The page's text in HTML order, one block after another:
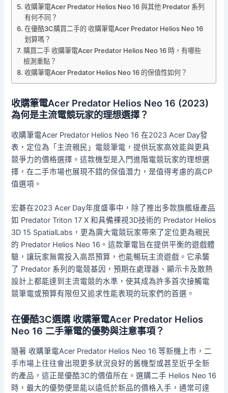
收購筆電Acer Predator Helios Neo 16 與其他 Predator 系列
有何不同？
在優酷3C購買二手的 收購筆電Acer Predator Helios Neo 16
划算嗎？
購買二手 收購筆電Acer Predator Helios Neo 16 時，有哪些
檢測重點？
收購筆電Acer Predator Helios Neo 16 的保值性如何？
收購筆電Acer Predator Helios Neo 16 (2023)
為何是主流電競玩家的理想選擇？
收購筆電Acer Predator Helios Neo 16 在2023 Acer Day發
表，定位為「主流親民」電競筆電，提供玩家高效能與更具
競爭力的價格選擇。這款機型是入門進階電競玩家的理想選
擇，在二手市場也展現不錯的保值潛力，是值得考慮的高CP
值選項。
宏碁在2023 Acer Day年度盛事中，除了推出多款旗艦級產品
如 Predator Triton 17 X 和具備裸視3D技術的 Predator Helios
3D 15 SpatialLabs，更為廣大電競玩家帶來了定位更為親民
的 Predator Helios Neo 16。這款筆電旨在提供平衡的遊戲體
驗，讓玩家無需投入高昂預算，也能暢玩主流遊戲。它承襲
了 Predator 系列的電競基因，預期在處理器、顯示卡及散熱
設計上都能達到主流電競的水準，使其成為許多首次接觸電
競筆電或預算有限但又追求性能表現的玩家們的首選。
在優酷3C選購 收購筆電Acer Predator Helios
Neo 16 二手筆電的優勢與注意事項？
隨著 收購筆電Acer Predator Helios Neo 16 等新機上市，二
手市場上往往會出現更多狀況良好的舊機型或甚至近乎全新
的產品，這正是優酷3C的價值所在。選購二手 Helios Neo 16
時，最大的優勢便是能以遠低於新品的價格入手，通常可達